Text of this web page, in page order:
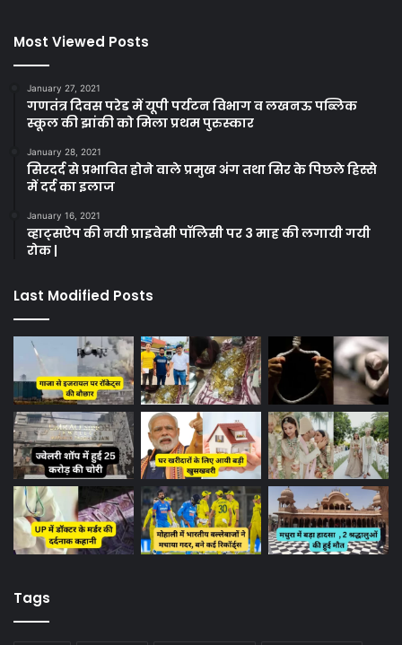
Most Viewed Posts
January 27, 2021
गणतंत्र दिवस परेड में यूपी पर्यटन विभाग व लखनऊ पब्लिक
स्कूल की झांकी को मिला प्रथम पुरुस्कार
January 28, 2021
सिरदर्द से प्रभावित होने वाले प्रमुख अंग तथा सिर के पिछले हिस्से
में दर्द का इलाज
January 16, 2021
व्हाट्सऐप की नयी प्राइवेसी पॉलिसी पर 3 माह की लगायी गयी
रोक |
Last Modified Posts
Tags